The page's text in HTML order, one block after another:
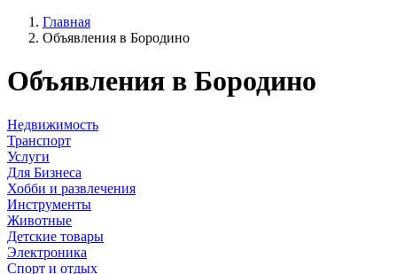
Главная
Объявления в Бородино
Объявления в Бородино
Недвижимость
Транспорт
Услуги
Для Бизнеса
Хобби и развлечения
Инструменты
Животные
Детские товары
Электроника
Спорт и отдых